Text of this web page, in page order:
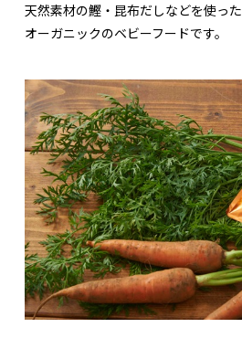
天然素材の鰹・昆布だしなどを使った
オーガニックのベビーフードです。